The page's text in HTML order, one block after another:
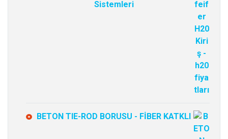
Sistemleri
BETON TIE-ROD BORUSU - FİBER KATKLI